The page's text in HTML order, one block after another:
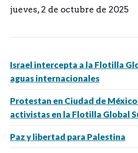
jueves, 2 de octubre de 2025
Israel intercepta a la Flotilla
aguas internacionales
Protestan en Ciudad de
activistas en la Flotilla Global
Paz y libertad para Palestina